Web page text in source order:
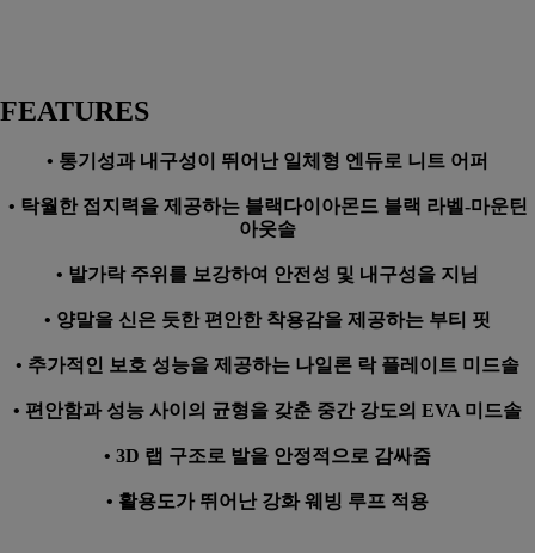
FEATURES
• 통기성과 내구성이 뛰어난 일체형 엔듀로 니트 어퍼
• 탁월한 접지력을 제공하는 블랙다이아몬드 블랙 라벨-마운틴
아웃솔
• 발가락 주위를 보강하여 안전성 및 내구성을 지님
• 양말을 신은 듯한 편안한 착용감을 제공하는 부티 핏
• 추가적인 보호 성능을 제공하는 나일론 락 플레이트 미드솔
• 편안함과 성능 사이의 균형을 갖춘 중간 강도의 EVA 미드솔
• 3D 랩 구조로 발을 안정적으로 감싸줌
• 활용도가 뛰어난 강화 웨빙 루프 적용